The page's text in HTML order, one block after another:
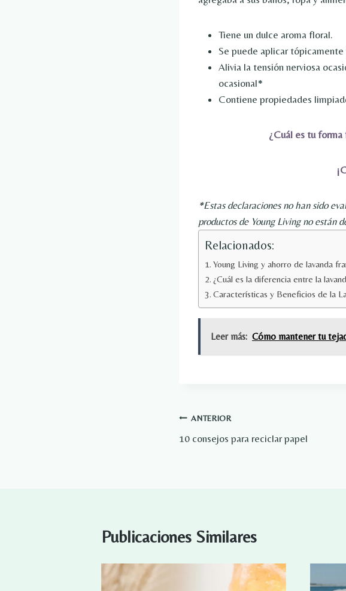
Tiene un dulce aroma floral.
Se puede aplicar
Alivia la tensión nerviosa
ocasional*
Contiene propiedades
¿Cuál es tu
*Estas declaraciones no han sido
productos de Young Living no están
Relacionados:
Young Living y ahorro de lavanda
¿Cuál es la diferencia entre la
Características y Beneficios de la
Leer más: Cómo mantener tu
Navegación
de
ANTERIOR
10 consejos para reciclar papel
Publicaciones Similares